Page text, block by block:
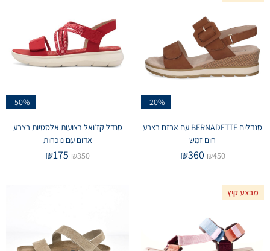
-20%
סנדלים BERNADETTE עם אבזם בצבע
חום זמש
₪450
₪360
-50%
סנדל קז׳ואל רצועות אלסטיות בצבע
אדום עם נוכחות
₪350
₪175
מבצע קיץ